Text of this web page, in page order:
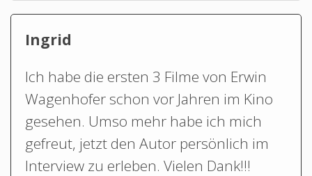
Ingrid
Ich habe die ersten 3 Filme von Erwin
Wagenhofer schon vor Jahren im Kino
gesehen. Umso mehr habe ich mich
gefreut, jetzt den Autor persönlich im
Interview zu erleben. Vielen Dank!!!